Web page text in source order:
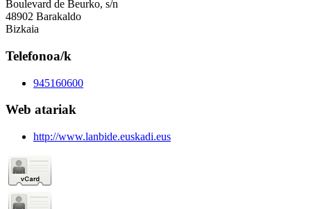
Boulevard de Beurko, s/n
48902 Barakaldo
Bizkaia
Telefonoa/k
945160600
Web atariak
http://www.lanbide.euskadi.eus